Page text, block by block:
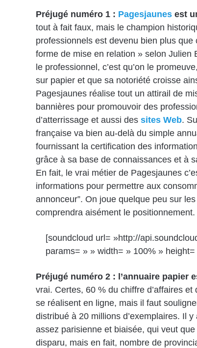
Préjugé numéro 1 : Pagesjaunesest
tout à fait faux, mais le champion
professionnels est devenu bien plus que
forme de mise en relation » selon Julien
le professionnel, c’est qu’on le
sur papier et que sa notoriété croisse
Pagesjaunes réalise tout un attirail de
bannières pour promouvoir des
d’atterrissage et aussi des sites Web.
française va bien au-delà du simple
fournissant la certification des
grâce à sa base de connaissances et à
En fait, le vrai métier de Pagesjaunes
informations pour permettre aux
annonceur”. On joue quelque peu sur
comprendra aisément le positionnement.
[soundcloud url= »http://
params= » » width= » 100% »
Préjugé numéro 2 : l’annuaire papier
vrai. Certes, 60 % du chiffre d’affaires
se réalisent en ligne, mais il faut
distribué à 20 millions d’exemplaires. Il
assez parisienne et biaisée, qui veut que
disparu, mais en fait, nombre de